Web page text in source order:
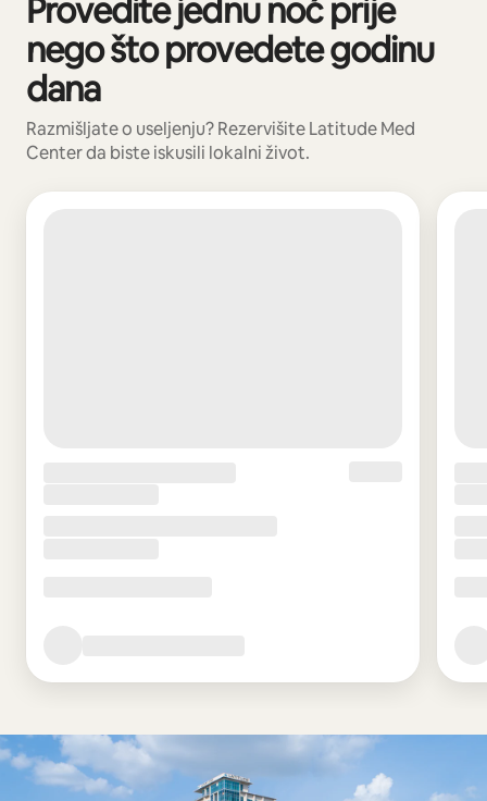
Provedite jednu noć prije
nego što provedete godinu
dana
Razmišljate o useljenju? Rezervišite Latitude Med
Center da biste iskusili lokalni život.